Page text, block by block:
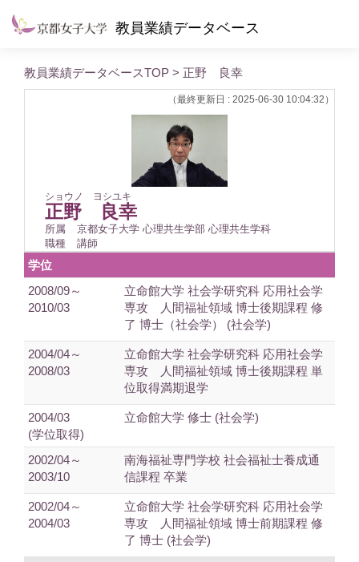
教員業績データベース
教員業績データベースTOP > 正野 良幸
（最終更新日 : 2025-06-30 10:04:32）
ショウノ ヨシユキ
正野 良幸
所属
京都女子大学 心理共生学部 心理共生学科
職種
講師
学位
2008/09～
2010/03
立命館大学 社会学研究科 応用社会学
専攻 人間福祉領域 博士後期課程 修
了 博士（社会学） (社会学)
2004/04～
2008/03
立命館大学 社会学研究科 応用社会学
専攻 人間福祉領域 博士後期課程 単
位取得満期退学
2004/03
(学位取得)
立命館大学 修士 (社会学)
2002/04～
2003/10
南海福祉専門学校 社会福祉士養成通
信課程 卒業
2002/04～
2004/03
立命館大学 社会学研究科 応用社会学
専攻 人間福祉領域 博士前期課程 修
了 博士 (社会学)